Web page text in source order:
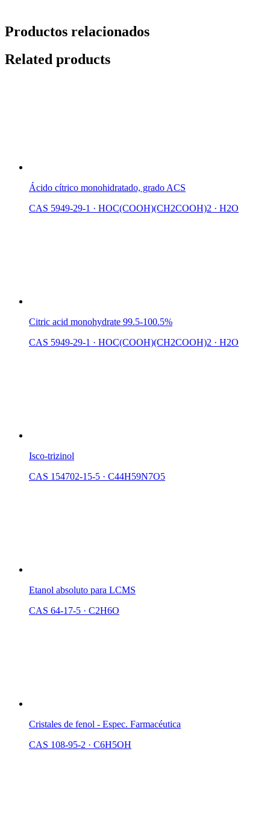
Productos relacionados
Related products
Ácido cítrico monohidratado, grado ACS
CAS 5949-29-1 · HOC(COOH)(CH2COOH)2 · H2O
Citric acid monohydrate 99.5-100.5%
CAS 5949-29-1 · HOC(COOH)(CH2COOH)2 · H2O
Isco-trizinol
CAS 154702-15-5 · C44H59N7O5
Etanol absoluto para LCMS
CAS 64-17-5 · C2H6O
Cristales de fenol - Espec. Farmacéutica
CAS 108-95-2 · C6H5OH